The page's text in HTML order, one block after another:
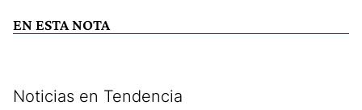
EN ESTA NOTA
Noticias en Tendencia